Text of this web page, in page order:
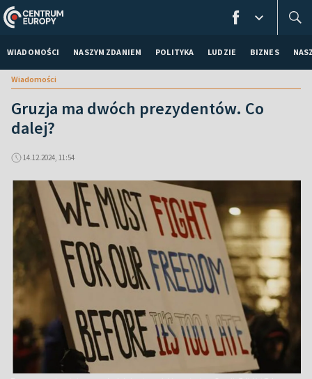
WIADOMOŚCI NASZYM ZDANIEM POLITYKA LUDZIE BIZNES
Wiadomości
Gruzja ma dwóch prezydentów. Co
dalej?
14.12.2024, 11:54